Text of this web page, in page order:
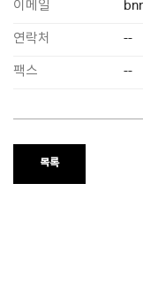
이메일
연락처 --
팩스 --
목록